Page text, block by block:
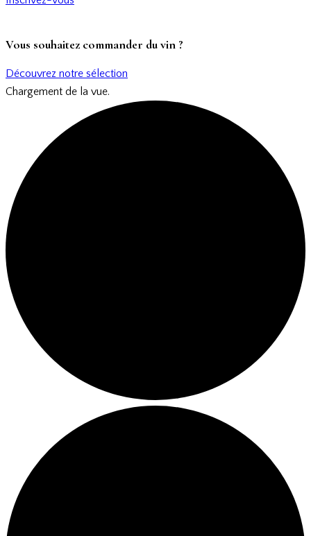
Vous souhaitez commander du vin ?
Découvrez notre sélection
Chargement de la vue.